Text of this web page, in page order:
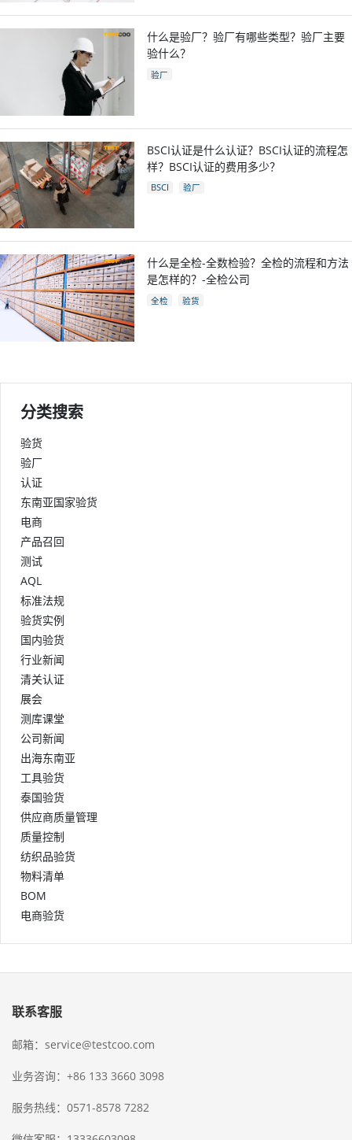
什么是验厂？验厂有哪些类型？验厂主要
验什么？
验厂
BSCI认证是什么认证？BSCI认证的流程怎
样？BSCI认证的费用多少？
BSCI 验厂
什么是全检-全数检验？全检的流程和方法
是怎样的？-全检公司
全检 验货
分类搜索
验货
验厂
认证
东南亚国家验货
电商
产品召回
测试
AQL
标准法规
验货实例
国内验货
行业新闻
清关认证
展会
测库课堂
公司新闻
出海东南亚
工具验货
泰国验货
供应商质量管理
质量控制
纺织品验货
物料清单
BOM
电商验货
联系客服
邮箱：service@testcoo.com
业务咨询：+86 133 3660 3098
服务热线：0571-8578 7282